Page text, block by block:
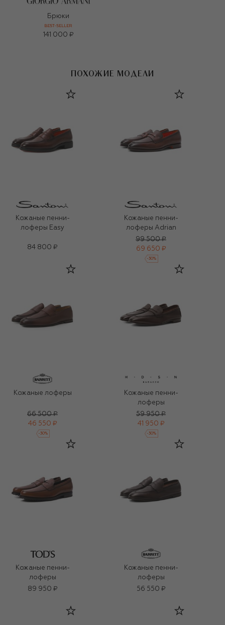
Брюки
BEST-SELLER
141 000 ₽
ПОХОЖИЕ МОДЕЛИ
Кожаные пенни-
лоферы Easy
84 800 ₽
Кожаные пенни-
лоферы Adrian
99 500 ₽
69 650 ₽
-30%
Кожаные лоферы
66 500 ₽
46 550 ₽
-30%
Кожаные пенни-
лоферы
59 950 ₽
41 950 ₽
-30%
Кожаные пенни-
лоферы
89 950 ₽
Кожаные пенни-
лоферы
56 550 ₽